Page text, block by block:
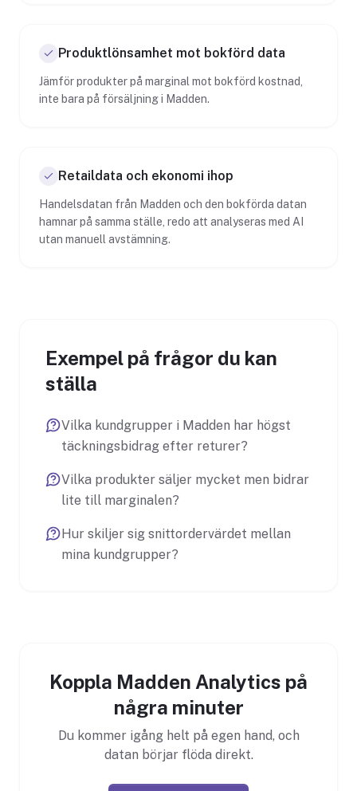
Produktlönsamhet mot bokförd data
Jämför produkter på marginal mot bokförd kostnad,
inte bara på försäljning i Madden.
Retaildata och ekonomi ihop
Handelsdatan från Madden och den bokförda datan
hamnar på samma ställe, redo att analyseras med AI
utan manuell avstämning.
Exempel på frågor du kan
ställa
Vilka kundgrupper i Madden har högst
täckningsbidrag efter returer?
Vilka produkter säljer mycket men bidrar
lite till marginalen?
Hur skiljer sig snittordervärdet mellan
mina kundgrupper?
Koppla Madden Analytics på
några minuter
Du kommer igång helt på egen hand, och
datan börjar flöda direkt.